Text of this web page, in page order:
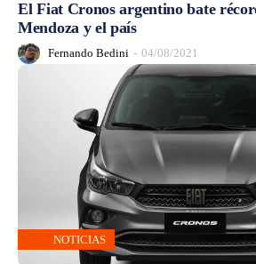
El Fiat Cronos argentino bate
Mendoza y el país
Fernando Bedini - 04/08/2021
NOTICIAS